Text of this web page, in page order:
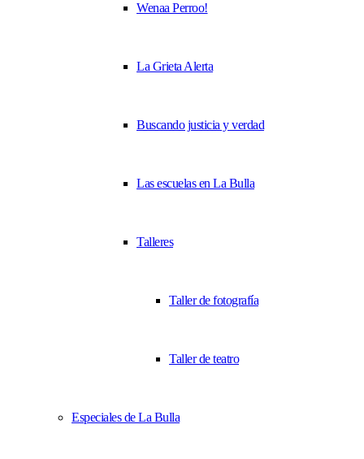
Wenaa Perroo!
La Grieta Alerta
Buscando justicia y verdad
Las escuelas en La Bulla
Talleres
Taller de fotografía
Taller de teatro
Especiales de La Bulla